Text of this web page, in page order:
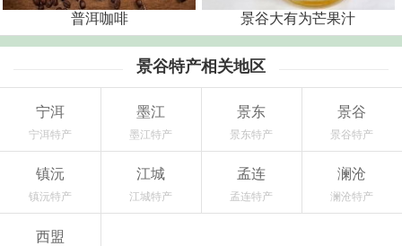
普洱咖啡 景谷大有为芒果汁
景谷特产相关地区
宁洱
宁洱特产
墨江
墨江特产
景东
景东特产
景谷
景谷特产
镇沅
镇沅特产
江城
江城特产
孟连
孟连特产
澜沧
澜沧特产
西盟